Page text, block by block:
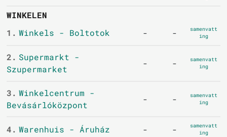
WINKELEN
1. Winkels - Boltotok - -
samenvatt
ing
2. Supermarkt -
Szupermarket
- -
samenvatt
ing
3. Winkelcentrum -
Bevásárlóközpont
- -
samenvatt
ing
4. Warenhuis - Áruház - -
samenvatt
ing